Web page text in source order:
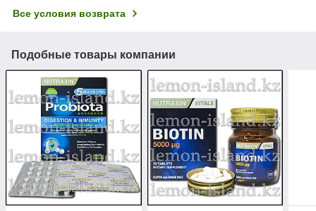
Все условия возврата
Подобные товары компании